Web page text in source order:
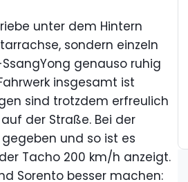
unter dem Hintern
sondern einzeln
genauso ruhig
insgesamt ist
sind trotzdem erfreulich
der Straße. Bei der
und so ist es
Tacho 200 km/h anzeigt.
Sorento besser machen: